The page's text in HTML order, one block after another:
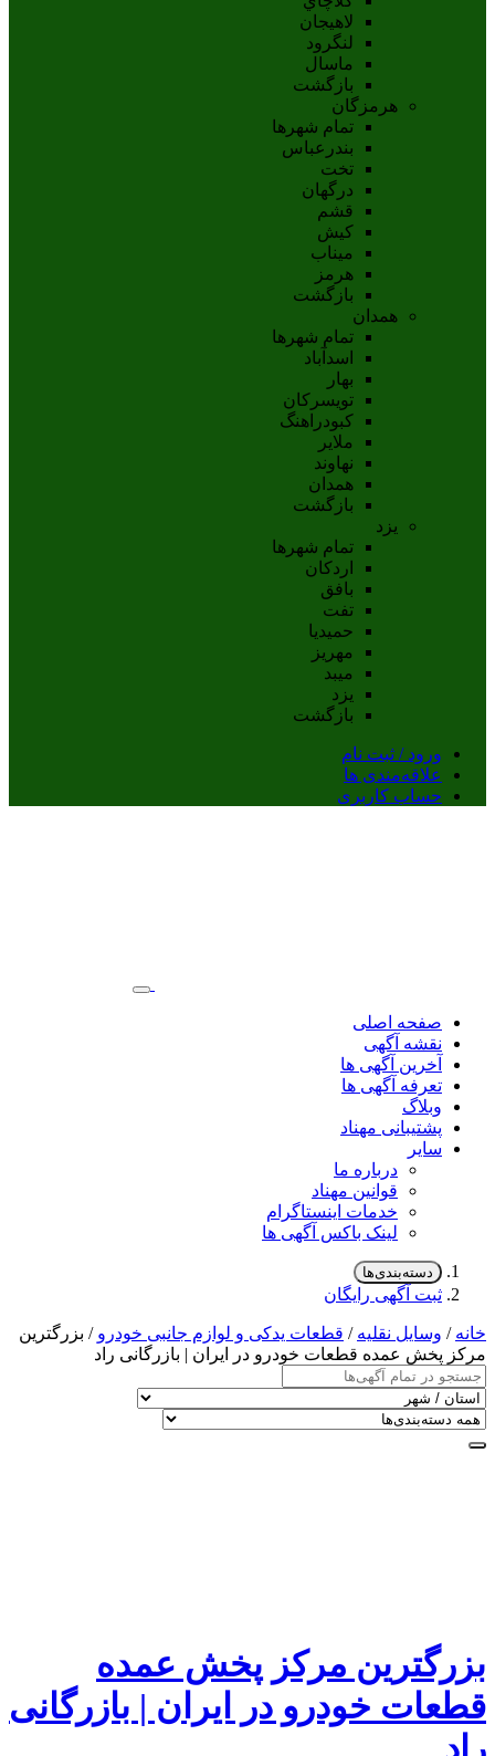
لاهيجان
لنگرود
ماسال
بازگشت
هرمزگان
تمام شهر‌ها
بندرعباس
تخت
درگهان
قشم
کيش
ميناب
هرمز
بازگشت
همدان
تمام شهر‌ها
اسدآباد
بهار
تويسرکان
کبودراهنگ
ملاير
نهاوند
همدان
بازگشت
یزد
تمام شهر‌ها
اردکان
بافق
تفت
حميديا
مهریز
ميبد
يزد
بازگشت
ورود / ثبت نام
علاقه‌مندی ها
حساب کاربری
صفحه اصلی
نقشه آگهی
آخرین آگهی ها
تعرفه آگهی ها
وبلاگ
پشتیبانی مهناد
سایر
درباره ما
قوانین مهناد
خدمات اینستاگرام
لینک باکس آگهی ها
دسته‌بندی‌ها
ثبت آگهی رایگان
خانه/ وسایل نقلیه/ قطعات یدکی و لوازم جانبی خودرو/ بزرگترین
مرکز پخش عمده قطعات خودرو در ایران | بازرگانی راد
بزرگترین مرکز پخش عمده
قطعات خودرو در ایران | بازرگانی